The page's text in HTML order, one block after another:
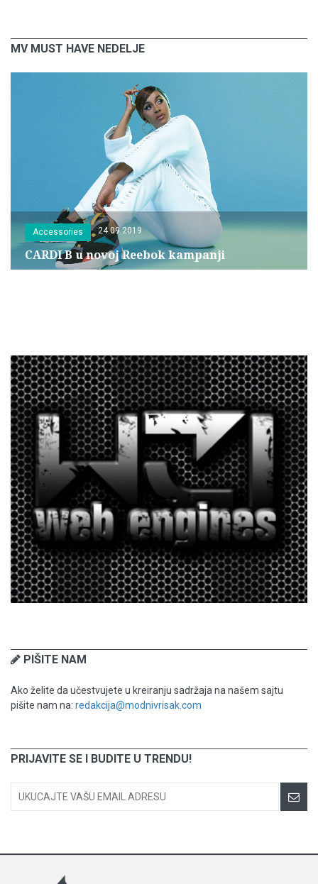
MV MUST HAVE NEDELJE
Accessories 24.09.2019
CARDI B u novoj Reebok kampanji
PIŠITE NAM
Ako želite da učestvujete u kreiranju sadržaja na našem sajtu
pišite nam na: redakcija@modnivrisak.com
PRIJAVITE SE I BUDITE U TRENDU!